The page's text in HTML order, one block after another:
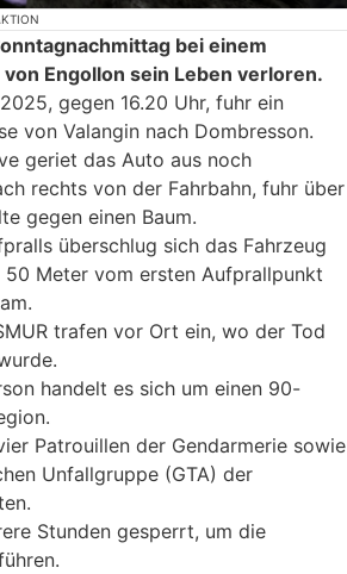
bei einem
Engollon sein Leben verloren.
gegen 16.20 Uhr, fuhr ein
von Valangin nach Dombresson.
geriet das Auto aus noch
rechts von der Fahrbahn, fuhr über
gegen einen Baum.
überschlug sich das Fahrzeug
Meter vom ersten Aufprallpunkt
trafen vor Ort ein, wo der Tod
handelt es sich um einen 90-
Patrouillen der Gendarmerie sowie
Unfallgruppe (GTA) der
Stunden gesperrt, um die